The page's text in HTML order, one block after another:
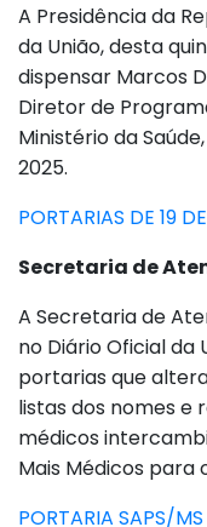
A Presidência da
da União, desta
dispensar Marcos
Diretor de
Ministério da
2025.
PORTARIAS DE 19
Secretaria de
A Secretaria de
no Diário Oficial da
portarias que
listas dos nomes e
médicos
Mais Médicos para
PORTARIA SAPS/